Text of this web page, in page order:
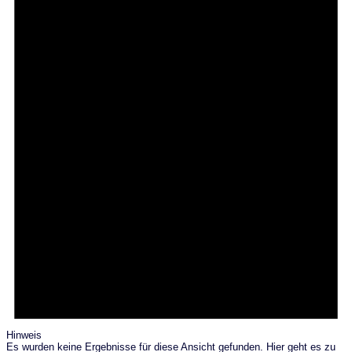
Hinweis
Es wurden keine Ergebnisse für diese Ansicht gefunden. Hier geht es zu